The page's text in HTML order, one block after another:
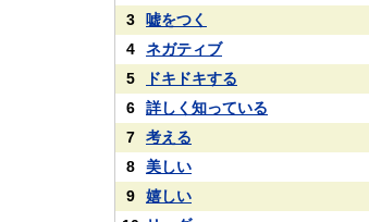
3
嘘をつく
4
ネガティブ
5
ドキドキする
6
詳しく知っている
7
考える
8
美しい
9
嬉しい